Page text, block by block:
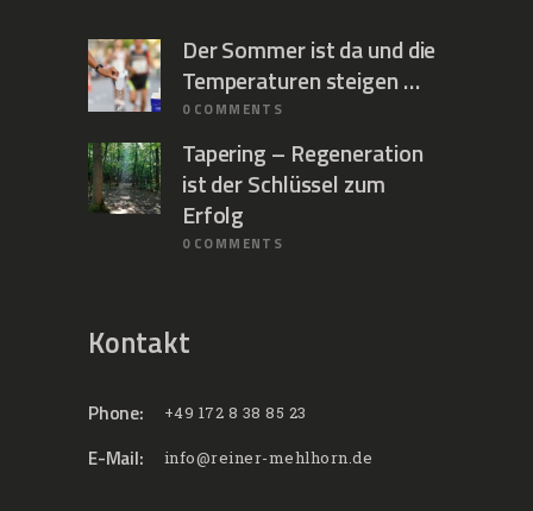
Der Sommer ist da und die
Temperaturen steigen …
0 COMMENTS
Tapering – Regeneration
ist der Schlüssel zum
Erfolg
0 COMMENTS
Kontakt
Phone: +49 172 8 38 85 23
E-Mail: info@reiner-mehlhorn.de